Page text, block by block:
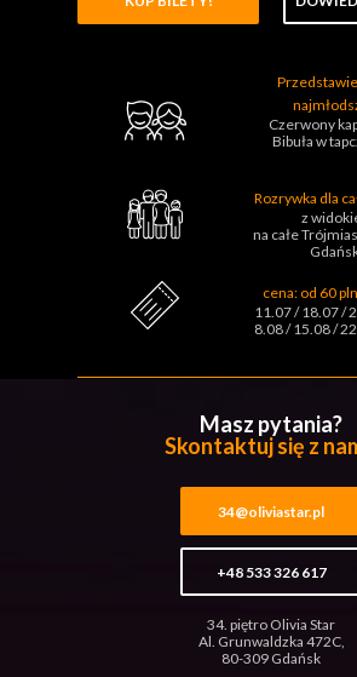
cena: od 60
Rozrywka dla
z
na całe
11.07 / 18.07 /
8.08 / 15.08 /
Czerwony
Bibuła w
Masz pytania?
Skontaktuj się z
34@oliviastar.pl
+48 533 326 617
34. piętro Olivia Star
Al. Grunwaldzka 472C,
80-309 Gdańsk